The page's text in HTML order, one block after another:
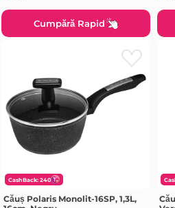
Cumpără Rapid
CashBack: 240
Căuș Polaris Monolit-16SP, 1,3L,